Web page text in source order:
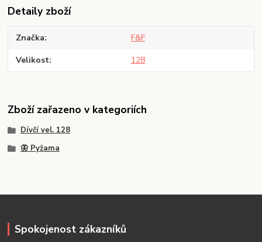
Detaily zboží
Značka F&F
Velikost 128
Zboží zařazeno v kategoriích
Dívčí vel. 128
🦋 Pyžama
Spokojenost zákazníků